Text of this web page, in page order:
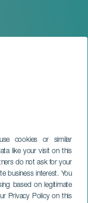
cookies or similar
like your visit on this
do not ask for your
business interest. You
based on legitimate
Privacy Policy on this